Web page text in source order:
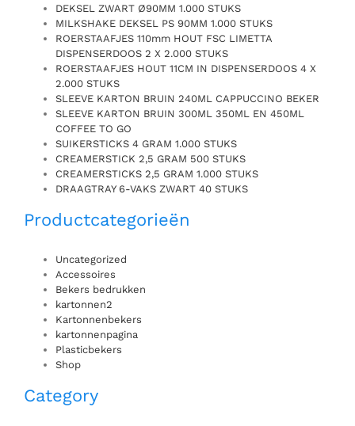
DEKSEL ZWART Ø90MM 1.000 STUKS
MILKSHAKE DEKSEL PS 90MM 1.000 STUKS
ROERSTAAFJES 110mm HOUT FSC LIMETTA
DISPENSERDOOS 2 X 2.000 STUKS
ROERSTAAFJES HOUT 11CM IN DISPENSERDOOS 4 X
2.000 STUKS
SLEEVE KARTON BRUIN 240ML CAPPUCCINO BEKER
SLEEVE KARTON BRUIN 300ML 350ML EN 450ML
COFFEE TO GO
SUIKERSTICKS 4 GRAM 1.000 STUKS
CREAMERSTICK 2,5 GRAM 500 STUKS
CREAMERSTICKS 2,5 GRAM 1.000 STUKS
DRAAGTRAY 6-VAKS ZWART 40 STUKS
Productcategorieën
Uncategorized
Accessoires
Bekers bedrukken
kartonnen2
Kartonnenbekers
kartonnenpagina
Plasticbekers
Shop
Category